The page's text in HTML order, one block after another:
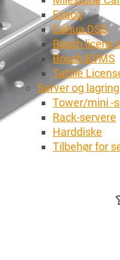
Exacq
Dahua DSS
Bosch licens
Bosch BVMS
Tattile
Server og lagring
Tower/mini -
Rack-servere
Harddiske
Tilbehør for